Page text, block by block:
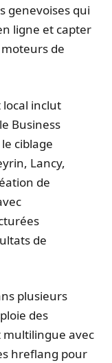
genevoises qui
ligne et capter
de
inclut
Business
ciblage
Lancy,
de
de
plusieurs
des
multilingue avec
hreflang pour